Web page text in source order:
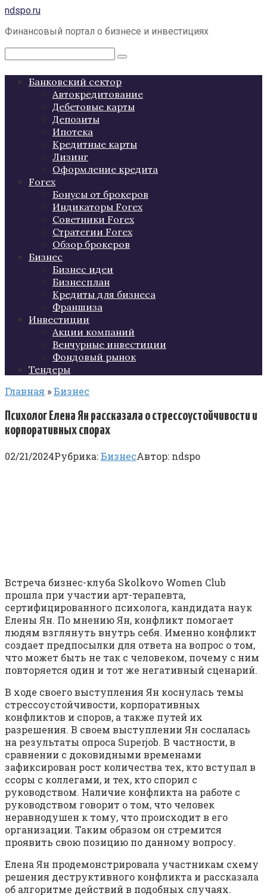
Перейти
контенту
ndspo.ru
Финансовый портал о бизнесе и инвестициях
Поиск:
Банковский сектор
Автокредитование
Дебетовые карты
Депозиты
Ипотека
Кредитные карты
Лизинг
Оформление кредита
Forex
Бонусы от брокеров
Индикаторы Forex
Советники Forex
Стратегии Forex
Обзор брокеров
Бизнес
Бизнес идеи
Бизнесплан
Кредиты для бизнеса
Франшиза
Инвестиции
Акции компаний
Венчурные инвестиции
Фондовый рынок
Тендеры
Главная »Бизнес
Психолог Елена Ян рассказала о стрессоустойчивости и
корпоративных спорах
02/21/2024Рубрика:БизнесАвтор: ndspo
Встреча бизнес-клуба Skolkovo Women Club
прошла при участии арт-терапевта,
сертифицированного психолога, кандидата наук
Елены Ян. По мнению Ян, конфликт помогает
людям взглянуть внутрь себя. Именно конфликт
создает предпосылки для ответа на вопрос о том,
что может быть не так с человеком, почему с ним
повторяется один и тот же негативный сценарий.
В ходе своего выступления Ян коснулась темы
стрессоустойчивости, корпоративных
конфликтов и споров, а также путей их
разрешения. В своем выступлении Ян сослалась
на результаты опроса Superjob. В частности, в
сравнении с доковидными временами
зафиксирован рост количества тех, кто вступал в
ссоры с коллегами, и тех, кто спорил с
руководством. Наличие конфликта на работе с
руководством говорит о том, что человек
неравнодушен к тому, что происходит в его
организации. Таким образом он стремится
проявить свою позицию по данному вопросу.
Елена Ян продемонстрировала участникам схему
решения деструктивного конфликта и рассказала
об алгоритме действий в подобных случаях.